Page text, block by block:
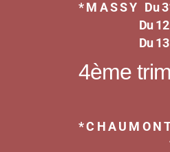
* M A S S Y
Du
Du 12 au 13/
Du 13 au
4ème
* C H A U M O N
17/10